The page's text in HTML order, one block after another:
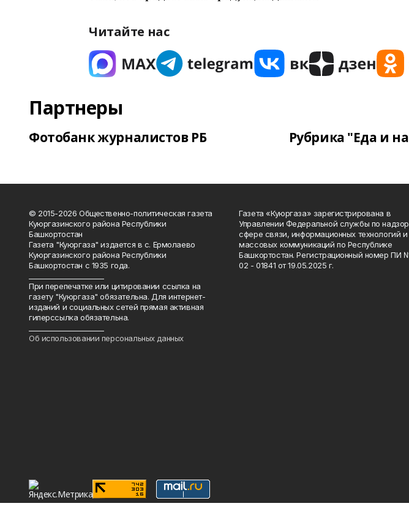
Читайте нас
Партнеры
Фотобанк журналистов РБ Рубрика "Еда и
© 2015-2026 Общественно-политическая газета
Куюргазинского района Республики
Башкортостан
Газета "Куюргаза" издается в с. Ермолаево
Куюргазинского района Республики
Башкортостан с 1935 года.
При перепечатке или цитировании ссылка на
газету "Куюргаза" обязательна. Для интернет-
изданий и социальных сетей прямая активная
гиперссылка обязательна.
Об использовании персональных данных
Газета «Куюргаза» зарегистрирована в
Управлении Федеральной службы по
сфере связи, информационных технологий и
массовых коммуникаций по Республике
Башкортостан. Регистрационный номер ПИ
02 - 01841 от 19.05.2025 г.